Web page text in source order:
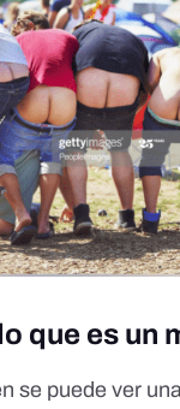
que es un
se puede ver